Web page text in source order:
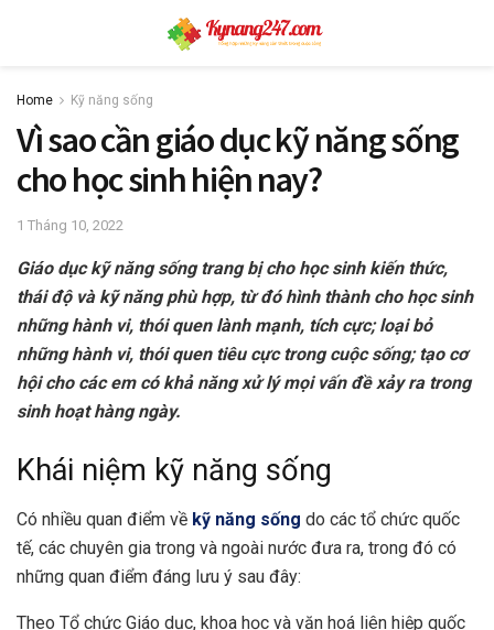
Home Kỹ năng sống
Vì sao cần giáo dục kỹ năng sống
cho học sinh hiện nay?
1 Tháng 10, 2022
Giáo dục kỹ năng sống trang bị cho học sinh kiến thức,
thái độ và kỹ năng phù hợp, từ đó hình thành cho học sinh
những hành vi, thói quen lành mạnh, tích cực; loại bỏ
những hành vi, thói quen tiêu cực trong cuộc sống; tạo cơ
hội cho các em có khả năng xử lý mọi vấn đề xảy ra trong
sinh hoạt hàng ngày.
Khái niệm kỹ năng sống
Có nhiều quan điểm về kỹ năng sống do các tổ chức quốc
tế, các chuyên gia trong và ngoài nước đưa ra, trong đó có
những quan điểm đáng lưu ý sau đây:
Theo Tổ chức Giáo dục, khoa học và văn hoá liên hiệp quốc